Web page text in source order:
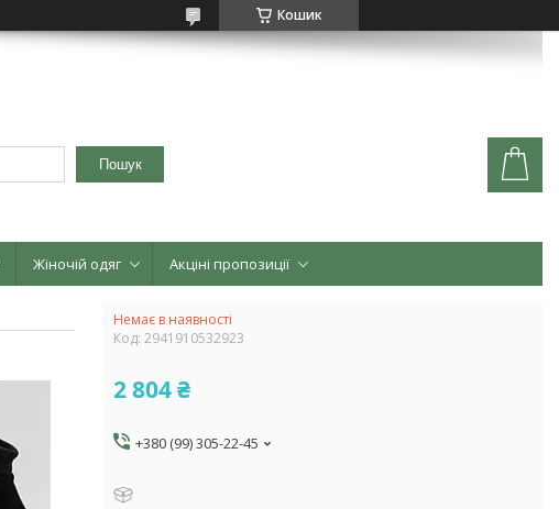
Кошик
Пошук
Жіночій одяг Акціні пропозиції
Немає в наявності
Код: 2941910532923
2 804 ₴
+380 (99) 305-22-45